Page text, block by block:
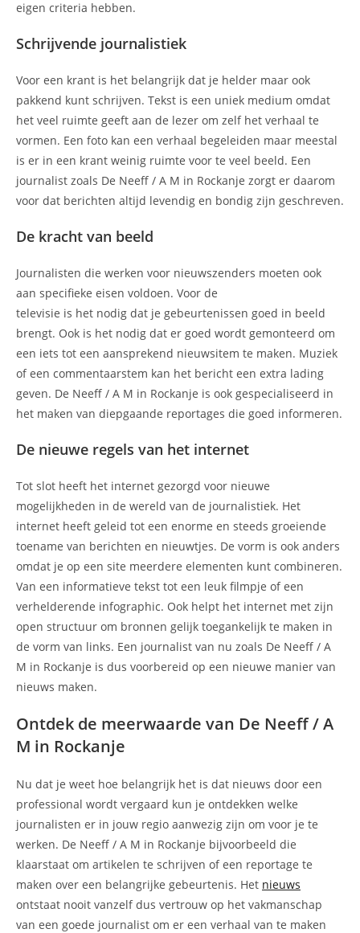
eigen criteria hebben.
Schrijvende journalistiek
Voor een krant is het belangrijk dat je helder maar ook
pakkend kunt schrijven. Tekst is een uniek medium omdat
het veel ruimte geeft aan de lezer om zelf het verhaal te
vormen. Een foto kan een verhaal begeleiden maar meestal
is er in een krant weinig ruimte voor te veel beeld. Een
journalist zoals De Neeff / A M in Rockanje zorgt er daarom
voor dat berichten altijd levendig en bondig zijn geschreven.
De kracht van beeld
Journalisten die werken voor nieuwszenders moeten ook
aan specifieke eisen voldoen. Voor de
televisie is het nodig dat je gebeurtenissen goed in beeld
brengt. Ook is het nodig dat er goed wordt gemonteerd om
een iets tot een aansprekend nieuwsitem te maken. Muziek
of een commentaarstem kan het bericht een extra lading
geven. De Neeff / A M in Rockanje is ook gespecialiseerd in
het maken van diepgaande reportages die goed informeren.
De nieuwe regels van het internet
Tot slot heeft het internet gezorgd voor nieuwe
mogelijkheden in de wereld van de journalistiek. Het
internet heeft geleid tot een enorme en steeds groeiende
toename van berichten en nieuwtjes. De vorm is ook anders
omdat je op een site meerdere elementen kunt combineren.
Van een informatieve tekst tot een leuk filmpje of een
verhelderende infographic. Ook helpt het internet met zijn
open structuur om bronnen gelijk toegankelijk te maken in
de vorm van links. Een journalist van nu zoals De Neeff / A
M in Rockanje is dus voorbereid op een nieuwe manier van
nieuws maken.
Ontdek de meerwaarde van De Neeff / A
M in Rockanje
Nu dat je weet hoe belangrijk het is dat nieuws door een
professional wordt vergaard kun je ontdekken welke
journalisten er in jouw regio aanwezig zijn om voor je te
werken. De Neeff / A M in Rockanje bijvoorbeeld die
klaarstaat om artikelen te schrijven of een reportage te
maken over een belangrijke gebeurtenis. Het nieuws
ontstaat nooit vanzelf dus vertrouw op het vakmanschap
van een goede journalist om er een verhaal van te maken